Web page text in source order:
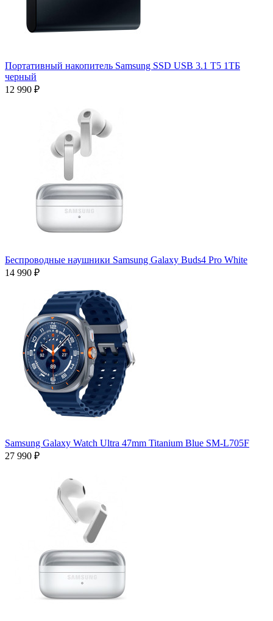
Портативный накопитель Samsung SSD USB 3.1 T5 1ТБ
черный
12 990 ₽
Беспроводные наушники Samsung Galaxy Buds4 Pro White
14 990 ₽
Samsung Galaxy Watch Ultra 47mm Titanium Blue SM-L705F
27 990 ₽